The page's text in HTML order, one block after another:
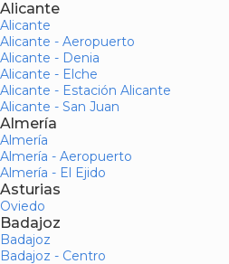
Alicante
Alicante
Alicante - Aeropuerto
Alicante - Denia
Alicante - Elche
Alicante - Estación Alicante
Alicante - San Juan
Almería
Almería
Almería - Aeropuerto
Almería - El Ejido
Asturias
Oviedo
Badajoz
Badajoz
Badajoz - Centro